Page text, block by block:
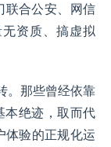
合公安、网信
资质、搞虚拟
。那些曾经依靠
本绝迹，取而代
体验的正规化运